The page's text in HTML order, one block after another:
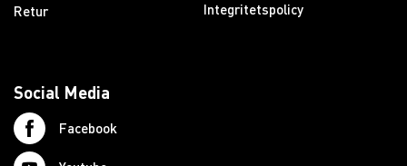
Retur
Integritetspolicy
Social Media
Facebook